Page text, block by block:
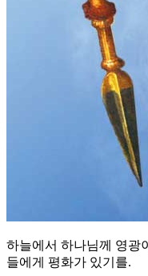
하늘에서 하나님께 영광
들에게 평화가 있기를.